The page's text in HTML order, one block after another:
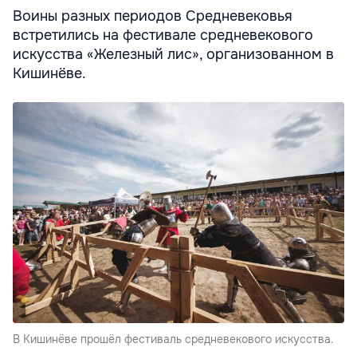
Воины разных периодов Средневековья
встретились на фестивале средневекового
искусства «Железный лис», организованном в
Кишинёве.
В Кишинёве прошёл фестиваль средневекового искусства.